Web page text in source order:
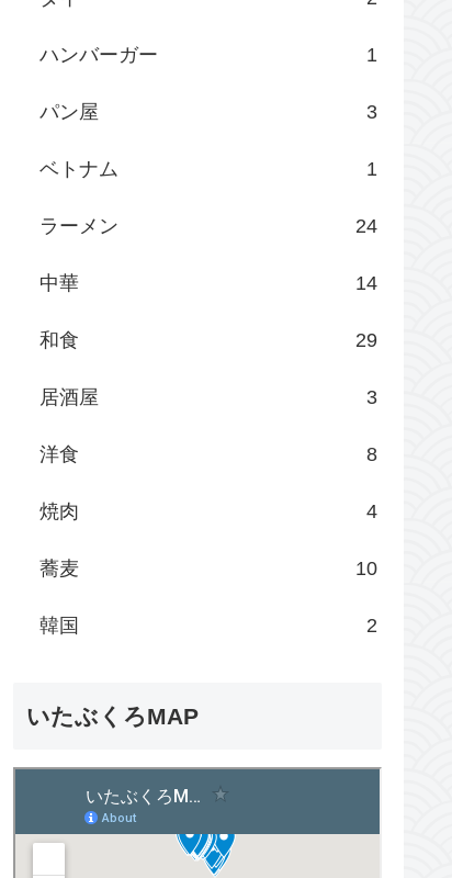
ハンバーガー 1
パン屋 3
ベトナム 1
ラーメン 24
中華 14
和食 29
居酒屋 3
洋食 8
焼肉 4
蕎麦 10
韓国 2
いたぶくろMAP